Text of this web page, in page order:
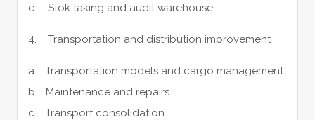
e. Stok taking and audit warehouse
4. Transportation and distribution improvement
a. Transportation models and cargo management
b. Maintenance and repairs
c. Transport consolidation